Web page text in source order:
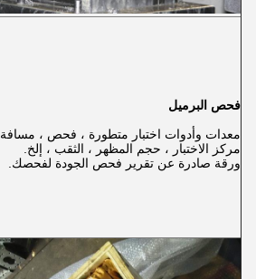
فحص البرميل
معدات وأدوات اختبار متطورة ، فحص ، مسافة
مركز الاختبار ، حجم المظهر ، الثقب ، إلخ.
ورقة صادرة عن تقرير فحص الجودة لفحصك.